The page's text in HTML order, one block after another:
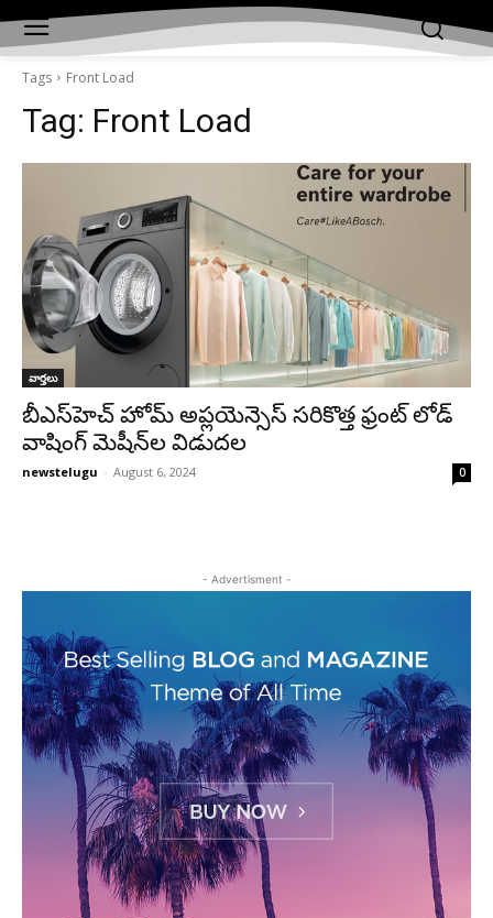
Tags Front Load
Tag: Front Load
వార్తలు
బీఎస్‌హెచ్‌ హోమ్‌ అప్లయెన్సెస్‌ సరికొత్త ఫ్రంట్‌ లోడ్‌
వాషింగ్‌ మెషీన్‌ల విడుదల
newstelugu - August 6, 2024 0
- Advertisment -